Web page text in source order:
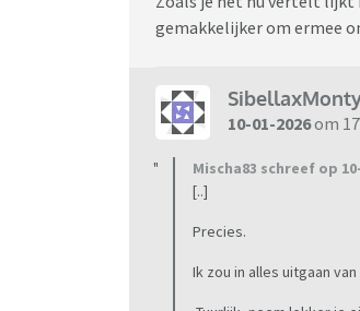
gemakkelijker om ermee
10-01-2026om
Mischa83 schreef op
[..]
Precies.
Ik zou in alles uitgaan